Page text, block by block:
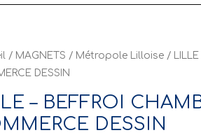
/ MAGNETS / Métropole Lilloise / LILLE
DESSIN
– BEFFROI
DESSIN